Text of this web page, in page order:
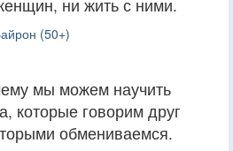
ни жить с ними.
(50+)
мы можем научить
которые говорим друг
обмениваемся.